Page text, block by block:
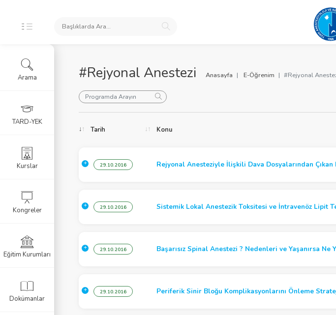
#Rejyonal Anestezi Anasayfa E-Öğrenim #Rejyonal
Tarih Konu
29.10.2016 Rejyonal Anesteziyle İlişkili Dava Dosyalarından
29.10.2016 Sistemik Lokal Anestezik Toksitesi ve İntravenöz Lipit
29.10.2016 Başarısız Spinal Anestezi ? Nedenleri ve Yaşanırsa Ne
29.10.2016 Periferik Sinir Bloğu Komplikasyonlarını Önleme
Arama
TARD-YEK
Kurslar
Kongreler
Eğitim Kurumları
Dokümanlar